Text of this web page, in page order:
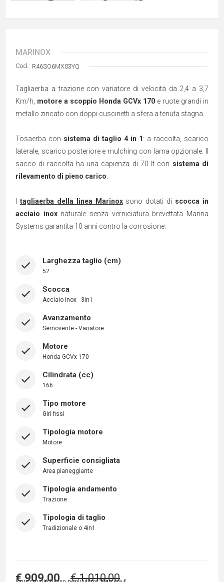
MARINOX
Cod.: R46SO6MX03YQ
Tagliaerba a trazione con variatore di velocità da 2,4 a 3,7
Km/h, motore a scoppio Honda GCVx 170 e ruote grandi in
metallo zincato con doppi cuscinetti a sfera a tenuta stagna.
Tosaerba con sistema di taglio 4 in 1 : a raccolta, scarico
laterale, scarico posteriore e mulching con lama opzionale. Il
sacco di raccolta ha una capienza di 70 lt con sistema di
rilevamento di pieno carico
tagliaerba della linea Marinoxsono dotati di scocca in
acciaio inoxnaturale senza verniciatura brevettata Marina
Systems garantita 10 anni contro la corrosione.
Larghezza taglio (cm)
52
Scocca
Acciaio inox - 3in1
Avanzamento
Semovente - Variatore
Motore
Honda GCVx 170
Cilindrata (cc)
166
Tipo motore
Giri fissi
Tipologia motore
Motore
Superficie consigliata
Area pianeggiante
Tipologia andamento
Trazione
Tipologia di taglio
Tradizionale o 4in1
€ 909,00 € 1.010,00